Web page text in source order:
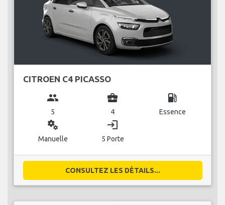
CITROEN C4 PICASSO
group
5
business_center
4
local_gas_station
Essence
miscellaneous_services
Manuelle
login
5 Porte
CONSULTEZ LES DÉTAILS...